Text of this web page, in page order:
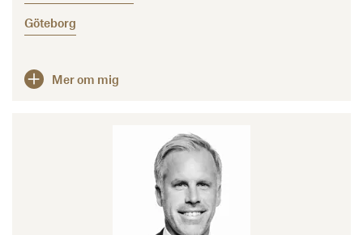
Göteborg
Mer om mig